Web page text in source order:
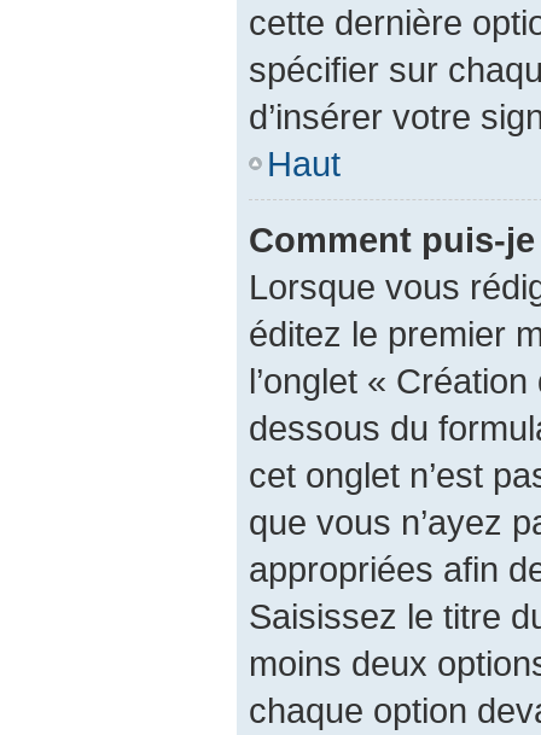
cette dernière
spécifier sur
d’insérer votre
Haut
Comment puis-
Lorsque vous
éditez le premier
l’onglet «
dessous du
cet onglet n’est
que vous n’ayez
appropriées afin
Saisissez le titre
moins deux
chaque option